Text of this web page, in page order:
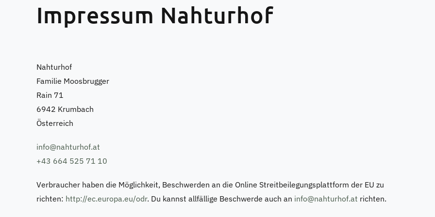
Impressum Nahturhof
Nahturhof
Familie Moosbrugger
Rain 71
6942 Krumbach
Österreich
info@nahturhof.at
+43 664 525 71 10
Verbraucher haben die Möglichkeit, Beschwerden an die Online Streitbeilegungsplattform der EU zu
richten: http://ec.europa.eu/odr. Du kannst allfällige Beschwerde auch an info@nahturhof.at richten.